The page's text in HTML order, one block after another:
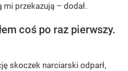
przekazują – dodał.
coś po raz pierwszy.
skoczek narciarski odparł,